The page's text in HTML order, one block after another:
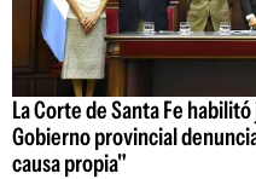
La Corte de Santa Fe
Gobierno provincial
causa propia"